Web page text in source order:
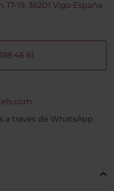
19, 36201 Vigo España
46 61
a través de WhatsApp